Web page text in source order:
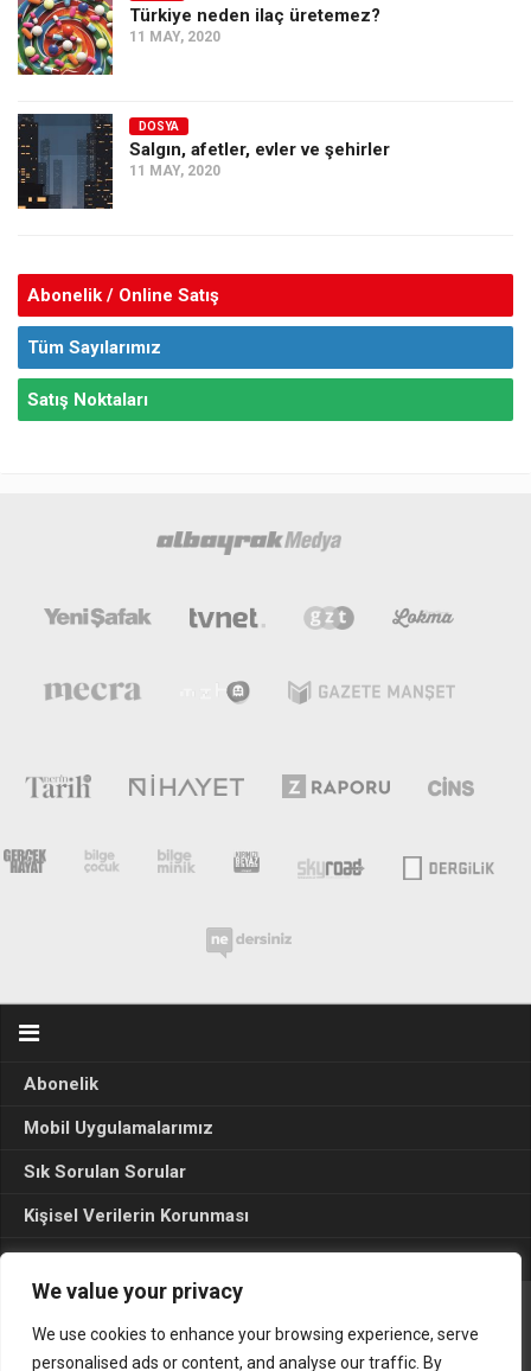
We value your privacy
We use cookies to enhance your browsing experience, serve
personalised ads or content, and analyse our traffic. By
Türkiye neden ilaç üretemez?
11 MAY, 2020
DOSYA
Salgın, afetler, evler ve şehirler
11 MAY, 2020
Abonelik / Online Satış
Tüm Sayılarımız
Satış Noktaları
Abonelik
Mobil Uygulamalarımız
Sık Sorulan Sorular
Kişisel Verilerin Korunması
Seçim Sonuçları 2024
Gerçek Hayat © 2015. Her hakkı sakldır.